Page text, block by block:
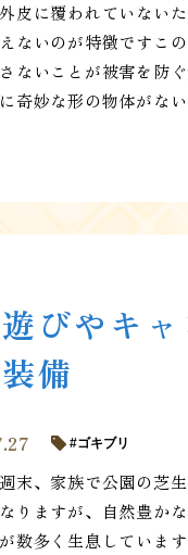
皮に覆われていない
ないのが特徴ですこ
ないことが被害を防
奇妙な形の物体がな
びやキ
備
ゴキブリ
末、家族で公園の芝
りますが、自然豊か
数多く生息していま